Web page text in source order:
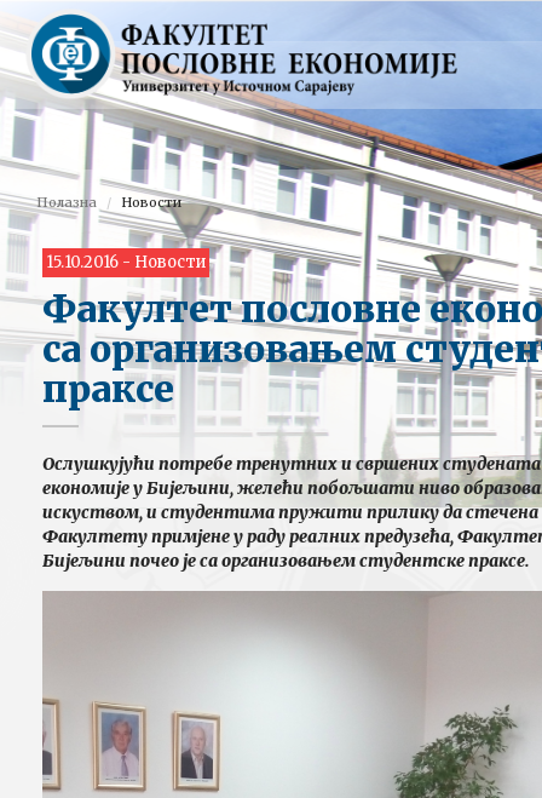
Полазна Новости
15.10.2016 - Новости
Факултет пословне
са организовањем
праксе
Ослушкујући потребе тренутних и свршених
економије у Бијељини, желећи побољшати ниво
искуством, и студентима пружити прилику да стечена
Факултету примјене у раду реалних предузећа,
Бијељини почео је са организовањем студентске праксе.